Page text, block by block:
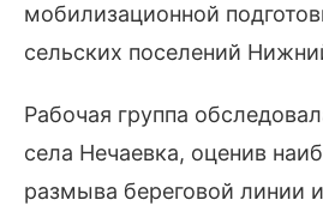
мобилизационной
сельских поселений
Рабочая группа
села Нечаевка, оценив
размыва береговой линии